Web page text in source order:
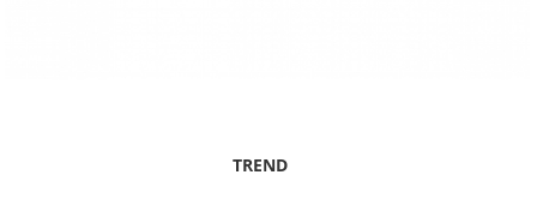
TREND